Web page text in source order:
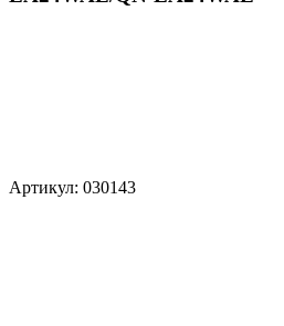
Артикул: 030143